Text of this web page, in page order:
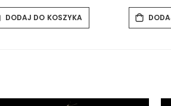
DODAJ DO KOSZYKA